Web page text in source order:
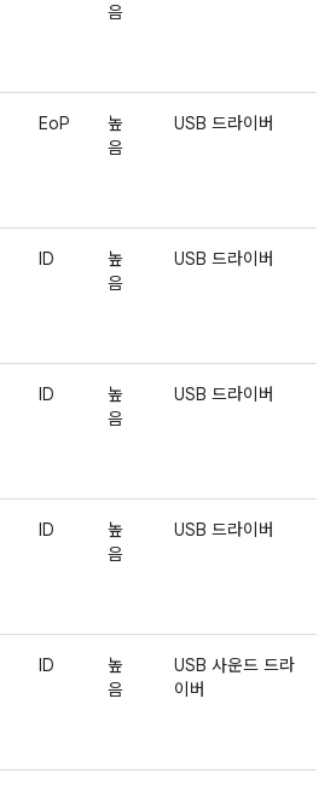
음
EoP
높
음
USB 드라이버
ID
높
음
USB 드라이버
ID
높
음
USB 드라이버
ID
높
음
USB 드라이버
ID
높
음
USB 사운드 드라
이버